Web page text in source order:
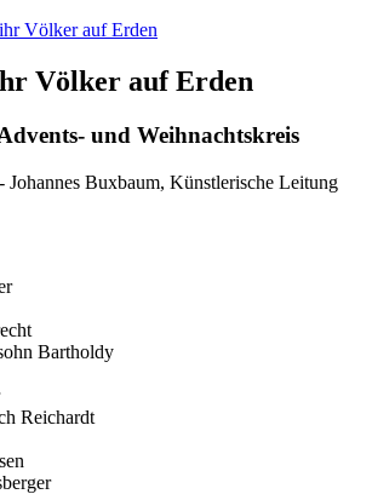
Völker auf Erden
und Weihnachtskreis
Johannes Buxbaum, Künstlerische Leitung
Bartholdy
Reichardt